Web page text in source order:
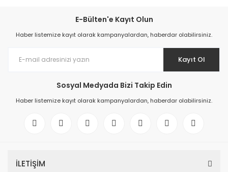
E-Bülten'e Kayıt Olun
Haber listemize kayıt olarak kampanyalardan, haberdar olabilirsiniz.
Kayıt Ol
Sosyal Medyada Bizi Takip Edin
Haber listemize kayıt olarak kampanyalardan, haberdar olabilirsiniz.
İLETİŞİM